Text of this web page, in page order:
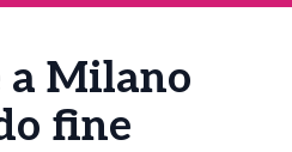
a Milano
fine